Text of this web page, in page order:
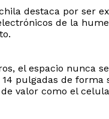
destaca por ser
de la
el espacio nunca
pulgadas de
valor como el